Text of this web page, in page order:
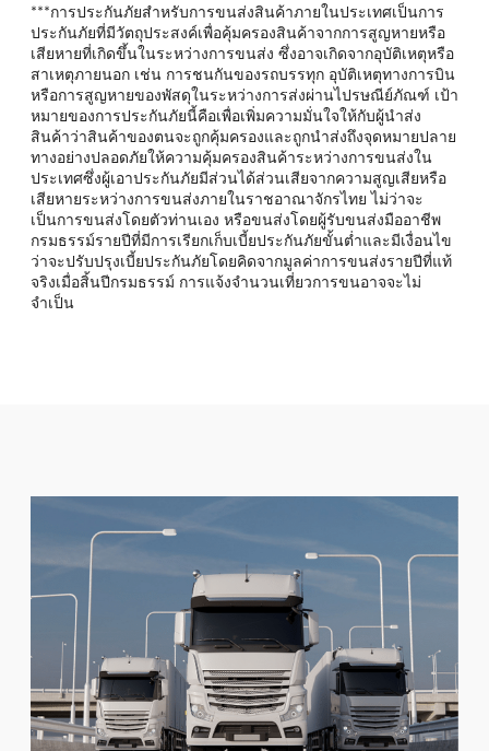
***การประกันภัยสำหรับการขนส่งสินค้าภายในประเทศเป็นการ
ประกันภัยที่มีวัตถุประสงค์เพื่อคุ้มครองสินค้าจากการสูญหายหรือ
เสียหายที่เกิดขึ้นในระหว่างการขนส่ง ซึ่งอาจเกิดจากอุบัติเหตุหรือ
สาเหตุภายนอก เช่น การชนกันของรถบรรทุก อุบัติเหตุทางการบิน
หรือการสูญหายของพัสดุในระหว่างการส่งผ่านไปรษณีย์ภัณฑ์ เป้า
หมายของการประกันภัยนี้คือเพื่อเพิ่มความมั่นใจให้กับผู้นำส่ง
สินค้าว่าสินค้าของตนจะถูกคุ้มครองและถูกนำส่งถึงจุดหมายปลาย
ทางอย่างปลอดภัยให้ความคุ้มครองสินค้าระหว่างการขนส่งใน
ประเทศซึ่งผู้เอาประกันภัยมีส่วนได้ส่วนเสียจากความสูญเสียหรือ
เสียหายระหว่างการขนส่งภายในราชอาณาจักรไทย ไม่ว่าจะ
เป็นการขนส่งโดยตัวท่านเอง หรือขนส่งโดยผู้รับขนส่งมืออาชีพ
กรมธรรม์รายปีที่มีการเรียกเก็บเบี้ยประกันภัยขั้นต่ำและมีเงื่อนไข
ว่าจะปรับปรุงเบี้ยประกันภัยโดยคิดจากมูลค่าการขนส่งรายปีที่แท้
จริงเมื่อสิ้นปีกรมธรรม์ การแจ้งจำนวนเที่ยวการขนอาจจะไม่
จำเป็น